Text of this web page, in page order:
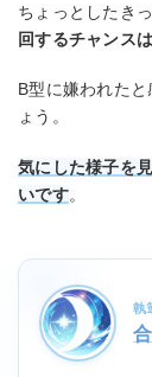
ちょっとしたき
回するチャンス
B型に嫌われた
ょう。
気にした様子を
いです。
執